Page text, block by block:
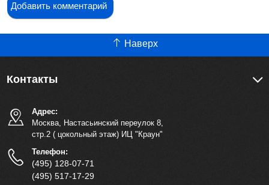
Добавить комментарий
Наверх
Контакты
Адрес:
Москва, Настасьинский переулок 8,
стр.2 ( цокольный этаж) ИЦ "Краун"
Телефон:
(495) 128-07-71
(495) 517-17-29